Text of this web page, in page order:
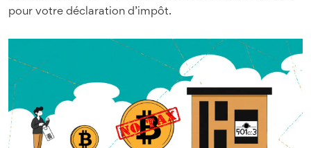
pour votre déclaration d’impôt.